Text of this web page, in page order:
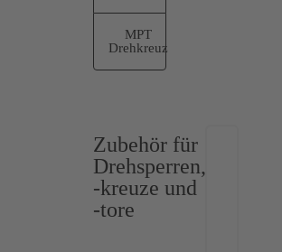
MPT
Drehkreuz
Zubehör für
Drehsperren,
-kreuze und
-tore